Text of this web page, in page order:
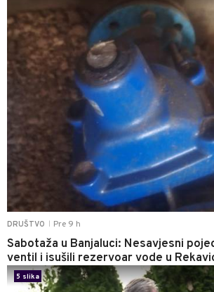
DRUŠTVO Pre 9 h
Sabotaža u Banjaluci: Nesavjesni
ventil i isušili rezervoar vode u
5 slika